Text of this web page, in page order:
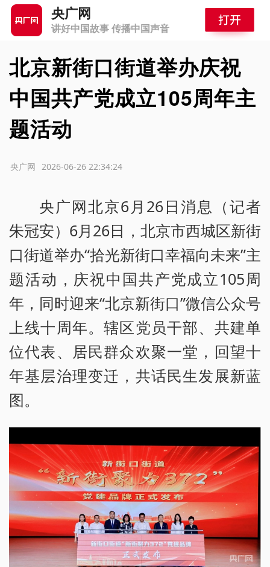
央广网
讲好中国故事 传播中国声音
北京新街口街道举办庆祝
中国共产党成立105周年主
题活动
2026-06-26 22:34:24
央广网
央广网北京6月26日消息（记者
朱冠安）6月26日，北京市西城区新街
口街道举办“拾光新街口幸福向未来”主
题活动，庆祝中国共产党成立105周
年，同时迎来“北京新街口”微信公众号
上线十周年。辖区党员干部、共建单
位代表、居民群众欢聚一堂，回望十
年基层治理变迁，共话民生发展新蓝
图。